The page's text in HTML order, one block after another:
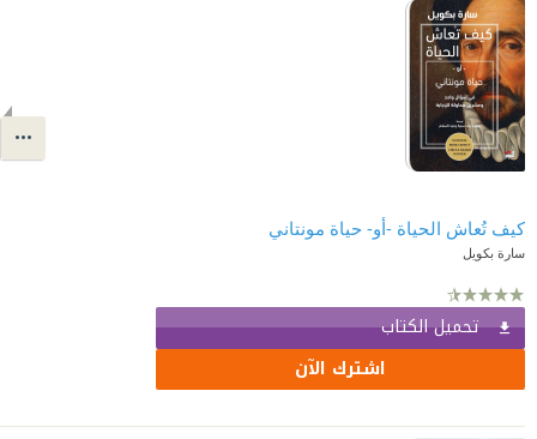
كيف تُعاش الحياة -أو- حياة مونتاني
سارة بكويل
تحميل الكتاب
اشترك الآن